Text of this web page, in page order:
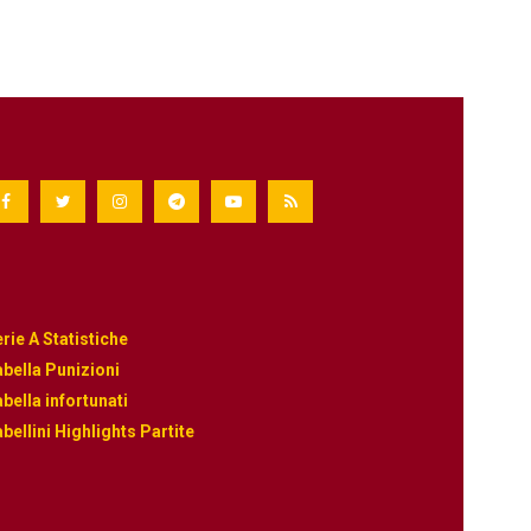
A Statistiche
Punizioni
infortunati
Highlights Partite